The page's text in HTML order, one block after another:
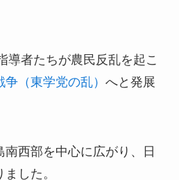
導者たちが農民反乱を起こ
（東学党の乱） へと発展
西部を中心に広がり、日
した。